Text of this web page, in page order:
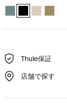
Thule Yepp 2 mini ミ
Thule Yepp 2
Thule Yepp
Thule
Thule保証
店舗で探す